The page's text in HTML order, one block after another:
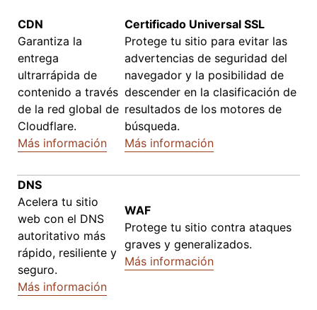
CDN
Garantiza la
entrega
ultrarrápida de
contenido a través
de la red global de
Cloudflare.
Más información
Certificado Universal SSL
Protege tu sitio para evitar las
advertencias de seguridad del
navegador y la posibilidad de
descender en la clasificación de
resultados de los motores de
búsqueda.
Más información
DNS
Acelera tu sitio
web con el DNS
autoritativo más
rápido, resiliente y
seguro.
Más información
WAF
Protege tu sitio contra ataques
graves y generalizados.
Más información